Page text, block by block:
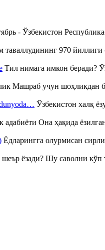
- Ўзбекистон
970 йиллиги
Тил нимага имкон беради?
Машраб учун шоҳликдан
Ўзбекистон халқ
адабиёти Она ҳақида
Ёдларингга олурмисан
ёзади? Шу саволни кўп